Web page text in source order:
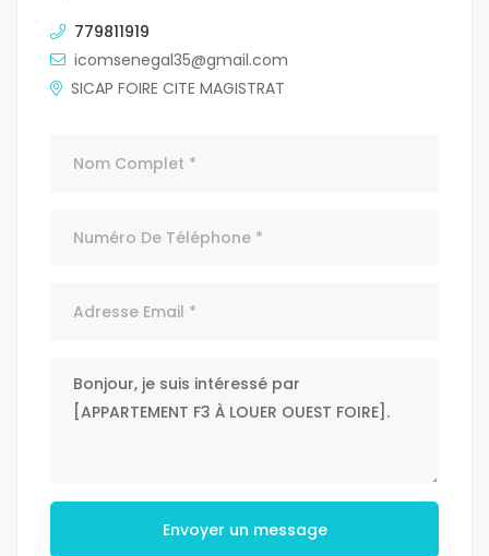
779811919
icomsenegal35@gmail.com
SICAP FOIRE CITE MAGISTRAT
Envoyer un message